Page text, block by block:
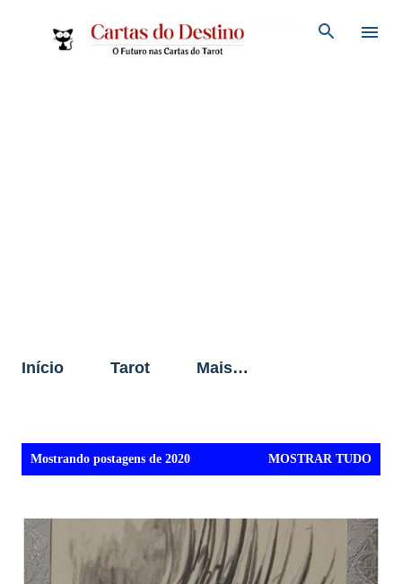
Pular para o conteúdo principal
Início Tarot Mais…
Mostrando postagens de 2020 MOSTRAR TUDO